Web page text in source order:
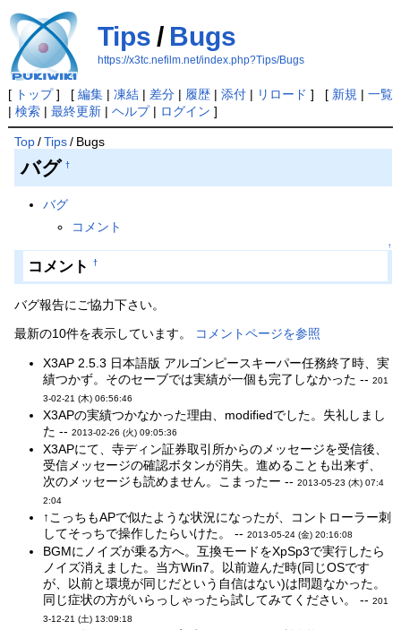
Tips / Bugs
https://x3tc.nefilm.net/index.php?Tips/Bugs
[ トップ] [ 編集| 凍結| 差分| 履歴| 添付| リロード ] [ 新規 | 一覧
| 検索| 最終更新| ヘルプ| ログイン ]
Top/Tips/ Bugs
バグ †
バグ
コメント
↑
コメント †
バグ報告にご協力下さい。
最新の10件を表示しています。 コメントページを参照
X3AP 2.5.3 日本語版 アルゴンピースキーパー任務終了時、実
績つかず。そのセーブでは実績が一個も完了しなかった --201
3-02-21 (木) 06:56:46
X3APの実績つかなかった理由、modifiedでした。失礼しまし
た --2013-02-26 (火) 09:05:36
X3APにて、寺ディン証券取引所からのメッセージを受信後、
受信メッセージの確認ボタンが消失。進めることも出来ず、
次のメッセージも読めません。こまったー --2013-05-23 (木) 07:4
2:04
↑こっちもAPで似たような状況になったが、コントローラー刺
してそっちで操作したらいけた。 --2013-05-24 (金) 20:16:08
BGMにノイズが乗る方へ。互換モードをXpSp3で実行したら
ノイズ消えました。当方Win7。以前遊んだ時(同じOSです
が、以前と環境が同じだという自信はない)は問題なかった。
同じ症状の方がいらっしゃったら試してみてください。 --201
3-12-21 (土) 13:09:18